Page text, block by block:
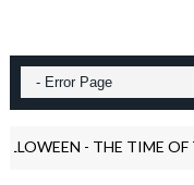
- THE TIME OF THE